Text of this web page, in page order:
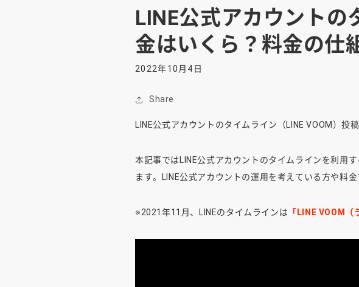
LINE公式アカウントの
金はいくら？料金の仕
2022年10月4日
Share
LINE公式アカウントのタイムライン（LINE VOOM）投
本記事ではLINE公式アカウントのタイムラインを利用
ます。LINE公式アカウントの運用を考えている方や料
※2021年11月、LINEのタイムラインは 「LINE VOOM（